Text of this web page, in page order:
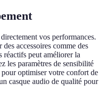
vos performances.
des accessoires comme des
réactifs peut améliorer la
les paramètres de sensibilité
optimiser votre confort de
casque audio de qualité pour